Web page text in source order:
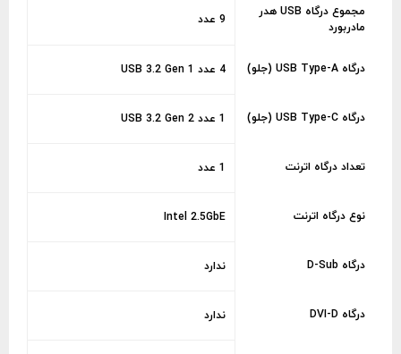
مجموع درگاه USB هدر
مادربورد
9 عدد
درگاه USB Type-A (جلو) 4 عدد USB 3.2 Gen 1
درگاه USB Type-C (جلو) 1 عدد USB 3.2 Gen 2
تعداد درگاه اترنت 1 عدد
نوع درگاه اترنت Intel 2.5GbE
درگاه D-Sub ندارد
درگاه DVI-D ندارد